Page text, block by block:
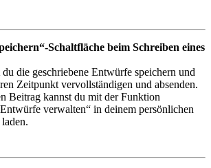
Schaltfläche beim Schreiben eines
die geschriebene Entwürfe speichern und
Zeitpunkt vervollständigen und absenden.
Beitrag kannst du mit der Funktion
verwalten“ in deinem persönlichen